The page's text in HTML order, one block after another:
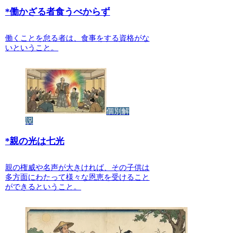
*働かざる者食うべからず
働くことを怠る者は、食事をする資格がな
いということ。
個別解
説
*親の光は七光
親の権威や名声が大きければ、その子供は
多方面にわたって様々な恩恵を受けること
ができるということ。